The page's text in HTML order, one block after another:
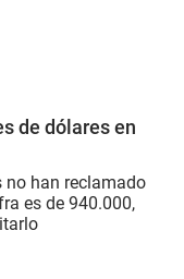
de dólares en
no han reclamado
es de 940.000,